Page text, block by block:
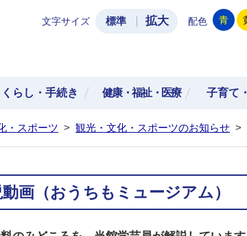
土浦市公式ホームページ
文字サイズ 標準 拡大 配色 青
くらし・手続き 健康・福祉・医療 子育て
・スポーツ > 観光・文化・スポーツのお知らせ >
画（おうちもミュージアム）